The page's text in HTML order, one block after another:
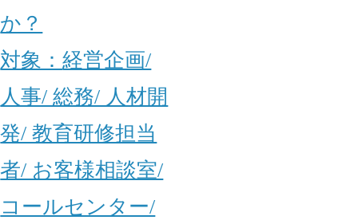
か？
対象：経営企画/
人事/ 総務/ 人材開
発/ 教育研修担当
者/ お客様相談室/
コールセンター/